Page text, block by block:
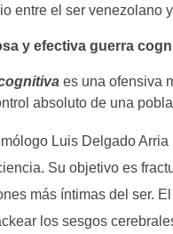
entre el ser venezolano
y efectiva guerra
es una ofensiva
absoluto de una
Luis Delgado
Su objetivo es
más íntimas del ser.
los sesgos